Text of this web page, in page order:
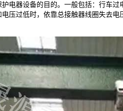
电器设备的目的。一般包括：行车
压过低时，依靠总接触器线圈失去